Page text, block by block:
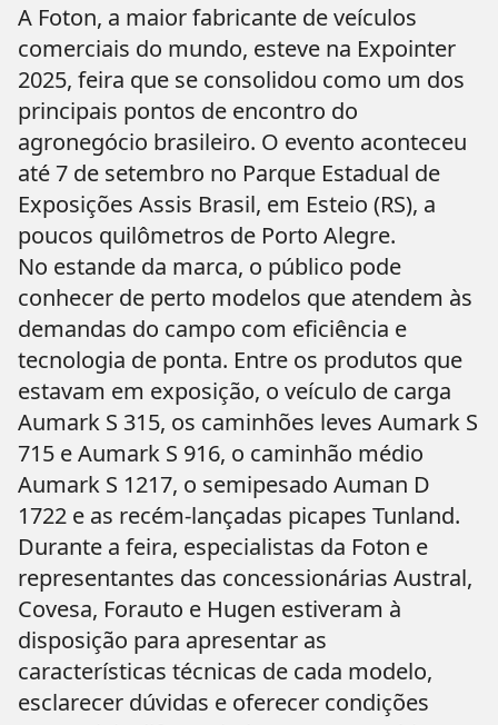
A Foton, a maior fabricante de veículos
comerciais do mundo, esteve na Expointer
2025, feira que se consolidou como um dos
principais pontos de encontro do
agronegócio brasileiro. O evento aconteceu
até 7 de setembro no Parque Estadual de
Exposições Assis Brasil, em Esteio (RS), a
poucos quilômetros de Porto Alegre.
No estande da marca, o público pode
conhecer de perto modelos que atendem às
demandas do campo com eficiência e
tecnologia de ponta. Entre os produtos que
estavam em exposição, o veículo de carga
Aumark S 315, os caminhões leves Aumark S
715 e Aumark S 916, o caminhão médio
Aumark S 1217, o semipesado Auman D
1722 e as recém-lançadas picapes Tunland.
Durante a feira, especialistas da Foton e
representantes das concessionárias Austral,
Covesa, Forauto e Hugen estiveram à
disposição para apresentar as
características técnicas de cada modelo,
esclarecer dúvidas e oferecer condições